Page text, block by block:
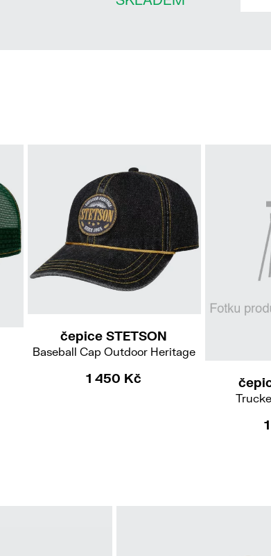
čepice STETSON
Baseball Cap Outdoor Heritage
1 450 Kč